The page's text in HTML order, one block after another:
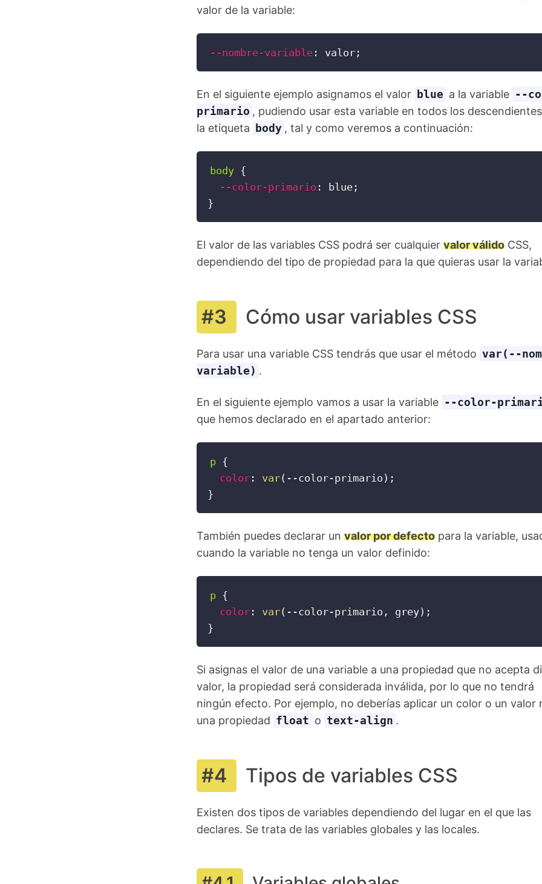
valor de la variable:
--nombre-variable: valor;
En el siguiente ejemplo asignamos el valor blue a la variable --
primario , pudiendo usar esta variable en todos los
la etiqueta
body , tal y como veremos a continuación:
body {
--color-primario : blue;
}
El valor de las variables CSS podrá ser cualquier valor válidoCSS,
dependiendo del tipo de propiedad para la que quieras usar la
Cómo usar variables CSS
Para usar una variable CSS tendrás que usar el método var(--
variable) .
En el siguiente ejemplo vamos a usar la variable --color-
que hemos declarado en el apartado anterior:
p {
color: var( --color-primario ) ;
}
También puedes declarar un valor por defectopara la variable,
cuando la variable no tenga un valor definido:
p {
color: var( --color-primario, grey) ;
}
Si asignas el valor de una variable a una propiedad que no acepta
valor, la propiedad será considerada inválida, por lo que no tendrá
ningún efecto. Por ejemplo, no deberías aplicar un color o un valor
una propiedad float o text-align .
Tipos de variables CSS
Existen dos tipos de variables dependiendo del lugar en el que las
declares. Se trata de las variables globales y las locales.